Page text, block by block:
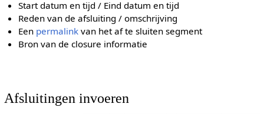
Start datum en tijd / Eind datum en tijd
Reden van de afsluiting / omschrijving
Een permalink van het af te sluiten segment
Bron van de closure informatie
Afsluitingen invoeren